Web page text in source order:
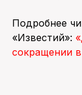
Подробнее
«Известий»:
сокращении